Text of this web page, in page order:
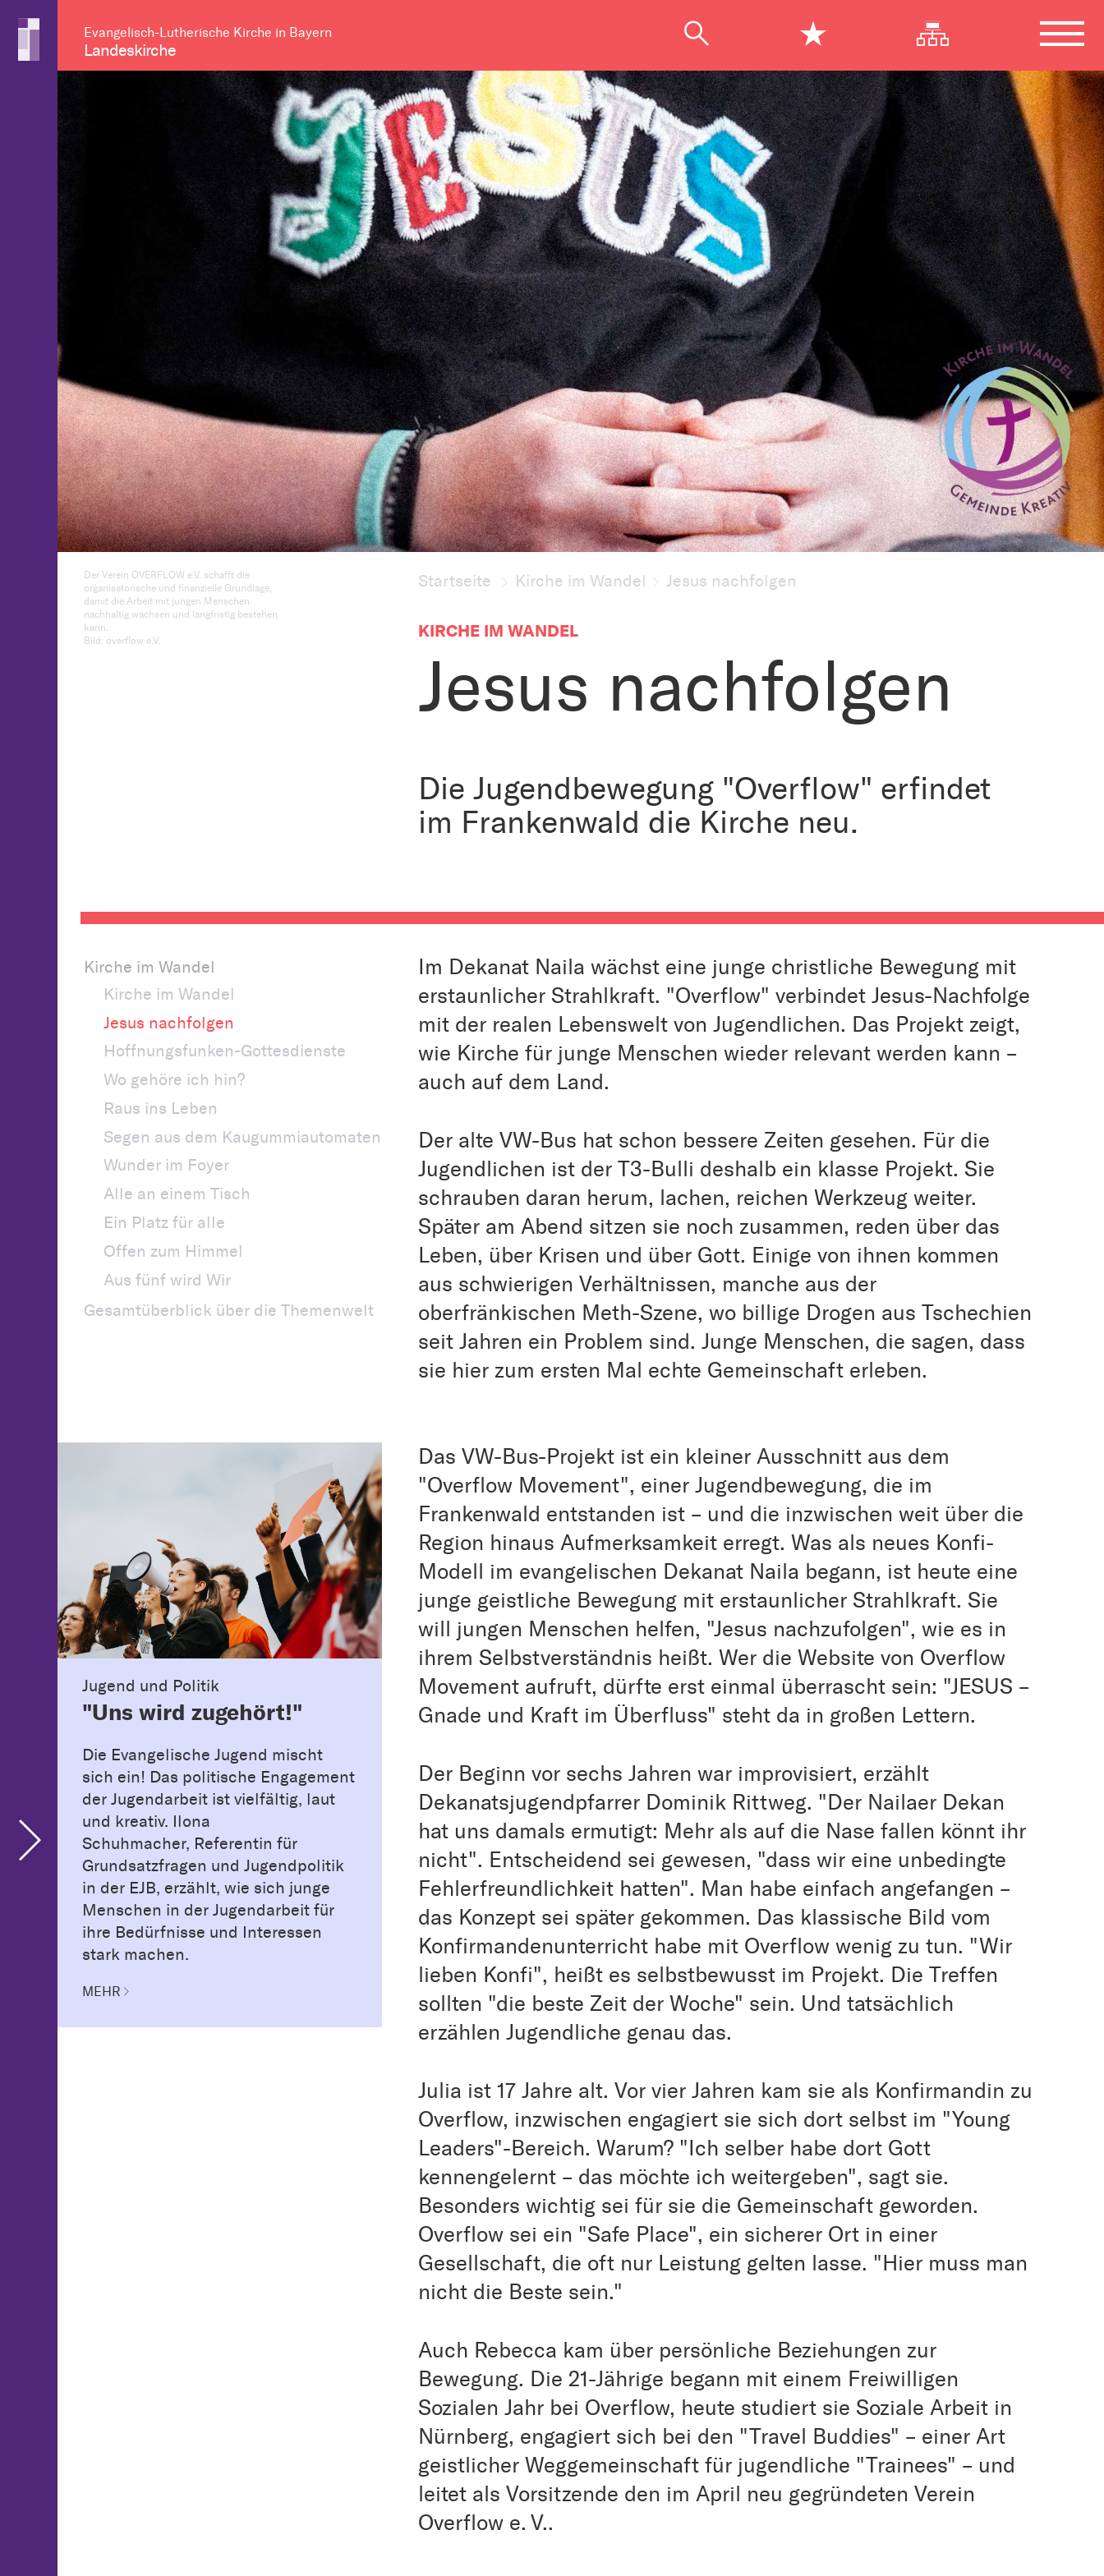
Evangelisch-Lutherische Kirche in Bayern
Landeskirche
Der Verein OVERFLOW e.V. schafft die
organisatorische und finanzielle Grundlage,
damit die Arbeit mit jungen Menschen
nachhaltig wachsen und langfristig bestehen
kann.
Bild: overflow e.V.
Startseite Kirche im Wandel Jesus nachfolgen
KIRCHE IM WANDEL
Jesus nachfolgen
Die Jugendbewegung "Overflow" erfindet
im Frankenwald die Kirche neu.
Kirche im Wandel
Kirche im Wandel
Jesus nachfolgen
Hoffnungsfunken-Gottesdienste
Wo gehöre ich hin?
Raus ins Leben
Segen aus dem Kaugummiautomaten
Wunder im Foyer
Alle an einem Tisch
Ein Platz für alle
Offen zum Himmel
Aus fünf wird Wir
Gesamtüberblick über die Themenwelt
Im Dekanat Naila wächst eine junge christliche Bewegung mit
erstaunlicher Strahlkraft. "Overflow" verbindet Jesus-Nachfolge
mit der realen Lebenswelt von Jugendlichen. Das Projekt zeigt,
wie Kirche für junge Menschen wieder relevant werden kann –
auch auf dem Land.
Der alte VW-Bus hat schon bessere Zeiten gesehen. Für die
Jugendlichen ist der T3-Bulli deshalb ein klasse Projekt. Sie
schrauben daran herum, lachen, reichen Werkzeug weiter.
Später am Abend sitzen sie noch zusammen, reden über das
Leben, über Krisen und über Gott. Einige von ihnen kommen
aus schwierigen Verhältnissen, manche aus der
oberfränkischen Meth-Szene, wo billige Drogen aus Tschechien
seit Jahren ein Problem sind. Junge Menschen, die sagen, dass
sie hier zum ersten Mal echte Gemeinschaft erleben.
Jugend und Politik
"Uns wird zugehört!"
Die Evangelische Jugend mischt
sich ein! Das politische Engagement
der Jugendarbeit ist vielfältig, laut
und kreativ. Ilona
Schuhmacher, Referentin für
Grundsatzfragen und Jugendpolitik
in der EJB, erzählt, wie sich junge
Menschen in der Jugendarbeit für
ihre Bedürfnisse und Interessen
stark machen.
MEHR
Das VW-Bus-Projekt ist ein kleiner Ausschnitt aus dem
"Overflow Movement", einer Jugendbewegung, die im
Frankenwald entstanden ist – und die inzwischen weit über die
Region hinaus Aufmerksamkeit erregt. Was als neues Konfi-
Modell im evangelischen Dekanat Naila begann, ist heute eine
junge geistliche Bewegung mit erstaunlicher Strahlkraft. Sie
will jungen Menschen helfen, "Jesus nachzufolgen", wie es in
ihrem Selbstverständnis heißt. Wer die Website von Overflow
Movement aufruft, dürfte erst einmal überrascht sein: "JESUS –
Gnade und Kraft im Überfluss" steht da in großen Lettern.
Der Beginn vor sechs Jahren war improvisiert, erzählt
Dekanatsjugendpfarrer Dominik Rittweg. "Der Nailaer Dekan
hat uns damals ermutigt: Mehr als auf die Nase fallen könnt ihr
nicht". Entscheidend sei gewesen, "dass wir eine unbedingte
Fehlerfreundlichkeit hatten". Man habe einfach angefangen –
das Konzept sei später gekommen. Das klassische Bild vom
Konfirmandenunterricht habe mit Overflow wenig zu tun. "Wir
lieben Konfi", heißt es selbstbewusst im Projekt. Die Treffen
sollten "die beste Zeit der Woche" sein. Und tatsächlich
erzählen Jugendliche genau das.
Julia ist 17 Jahre alt. Vor vier Jahren kam sie als Konfirmandin zu
Overflow, inzwischen engagiert sie sich dort selbst im "Young
Leaders"-Bereich. Warum? "Ich selber habe dort Gott
kennengelernt – das möchte ich weitergeben", sagt sie.
Besonders wichtig sei für sie die Gemeinschaft geworden.
Overflow sei ein "Safe Place", ein sicherer Ort in einer
Gesellschaft, die oft nur Leistung gelten lasse. "Hier muss man
nicht die Beste sein."
Auch Rebecca kam über persönliche Beziehungen zur
Bewegung. Die 21-Jährige begann mit einem Freiwilligen
Sozialen Jahr bei Overflow, heute studiert sie Soziale Arbeit in
Nürnberg, engagiert sich bei den "Travel Buddies" – einer Art
geistlicher Weggemeinschaft für jugendliche "Trainees" – und
leitet als Vorsitzende den im April neu gegründeten Verein
Overflow e. V..